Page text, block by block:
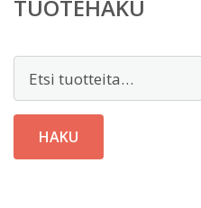
TUOTEHAKU
Etsi:
HAKU